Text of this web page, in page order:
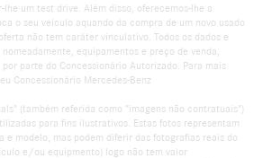
lhe um test drive. Além disso, oferecemos-lhe a
o seu veículo aquando da compra de um novo usado
não tem caráter vinculativo. Todos os dados e
equipamentos e preço de venda,
parte do Concessionário Autorizado. Para mais
Concessionário Mercedes-Benz
(também referida como "imagens não contratuais")
para fins ilustrativos. Estas fotos representam
e modelo, mas podem diferir das fotografias reais do
e/ou equipmento) logo não tem valor